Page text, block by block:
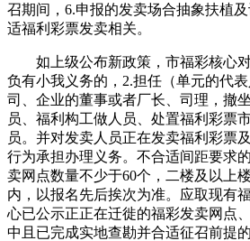
召期间，6.申报的发卖场合抽象扶植
适福利彩票发卖相关。
如上级公布新政策，市福彩核心对
负有小我义务的，2.担任（单元的代
司、企业的董事或者厂长、司理，撤
员、福利构工做人员、处置福利彩票
员。并对发卖人员正在发卖福利彩票
行为承担办理义务。不合适间距要求
卖网点数量不少于60个，二楼及以上
内，以报名先后挨次为准。应取现有
心已公示正正在迁徙的福彩发卖网点
中且已完成实地查勘并合适征召前提